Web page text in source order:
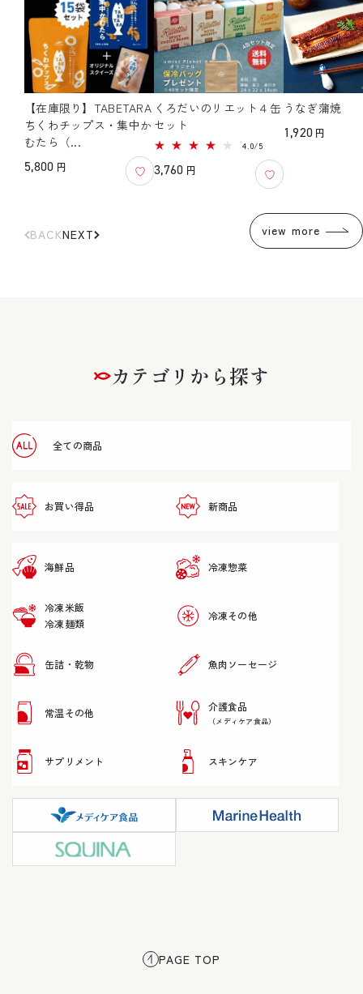
【在庫限り】TABETARA
ちくわチップス・集中か
むたら（...
通
5,800 円
くろだいのリエット４缶
セット
4.0/55
ビ
ュ
ー
の
合
計
通
3,760 円
うなぎ蒲焼
通
価
1,920 円
BACKNEXT view more
カテゴリから探す
全ての商品
お買い得品 新商品
海鮮品 冷凍惣菜
冷凍米飯
冷凍麺類
冷凍その他
缶詰・乾物 魚肉ソーセージ
常温その他 介護食品
（メディケア食品）
サプリメント スキンケア
PAGE TOP